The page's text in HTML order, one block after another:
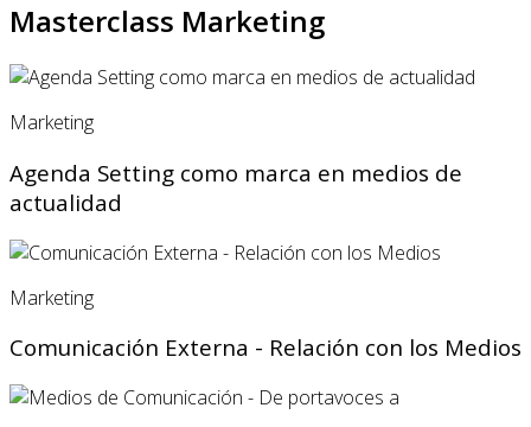
Masterclass Marketing
Marketing
Agenda Setting como marca en medios de
actualidad
Marketing
Comunicación Externa - Relación con los Medios